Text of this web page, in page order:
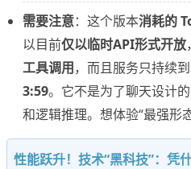
需要注意：这个版本消耗的
以目前仅以临时API形式开放
工具调用，而且服务只持续
3:59。它不是为了聊天设计
和逻辑推理。想体验“最强形
性能跃升！技术“黑科技”：凭